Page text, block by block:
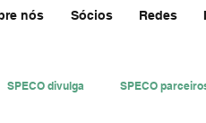
nós Sócios Redes
SPECO divulga SPECO